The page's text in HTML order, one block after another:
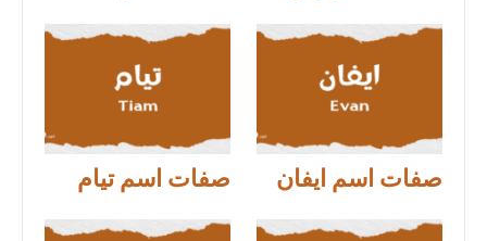
صفات اسم ايفان صفات اسم تيام